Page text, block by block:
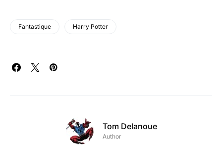
Fantastique Harry Potter
Tom Delanoue
Author